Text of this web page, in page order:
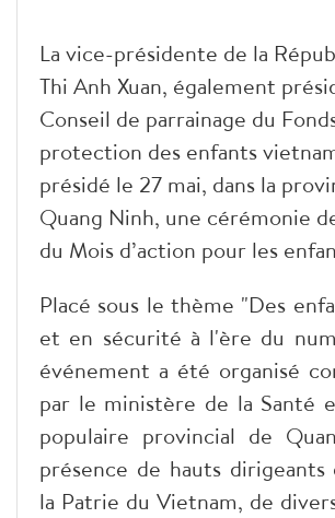
La vice-présidente de la
Thi Anh Xuan, également
Conseil de parrainage du
protection des enfants
présidé le 27 mai, dans la
Quang Ninh, une cérémonie
du Mois d’action pour les
Placé sous le thème "Des
et en sécurité à l'ère du
événement a été organisé
par le ministère de la Santé
populaire provincial de
présence de hauts
la Patrie du Vietnam, de